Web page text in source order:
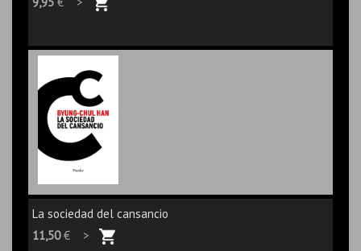
La sociedad del cansancio
11,50€ >